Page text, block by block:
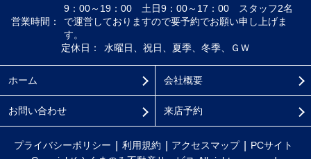
営業時間：
9：00～19：00 土日9：00～17：00 スタッフ2名
で運営しておりますので要予約でお願い申し上げま
す。
定休日：
水曜日、祝日、夏季、冬季、ＧＷ
ホーム 会社概要
お問い合わせ 来店予約
プライバシーポリシー 利用規約 アクセスマップ
PCサイト